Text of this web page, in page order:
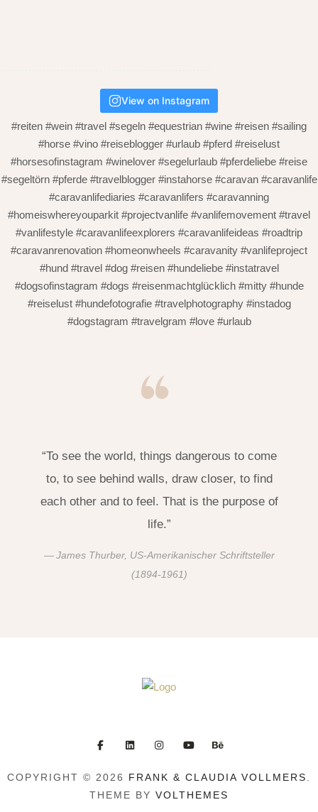
View on Instagram
#reiten #wein #travel #segeln #equestrian #wine #reisen #sailing
#horse #vino #reiseblogger #urlaub #pferd #reiselust
#horsesofinstagram #winelover #segelurlaub #pferdeliebe #reise
#segeltörn #pferde #travelblogger #instahorse #caravan #caravanlife
#caravanlifediaries #caravanlifers #caravanning
#homeiswhereyouparkit #projectvanlife #vanlifemovement #travel
#vanlifestyle #caravanlifeexplorers #caravanlifeideas #roadtrip
#caravanrenovation #homeonwheels #caravanity #vanlifeproject
#hund #travel #dog #reisen #hundeliebe #instatravel
#dogsofinstagram #dogs #reisenmachtglücklich #mitty #hunde
#reiselust #hundefotografie #travelphotography #instadog
#dogstagram #travelgram #love #urlaub
“To see the world, things dangerous to come
to, to see behind walls, draw closer, to find
each other and to feel. That is the purpose of
life.”
James Thurber, US-Amerikanischer Schriftsteller
(1894-1961)
COPYRIGHT © 2026 FRANK & CLAUDIA VOLLMERS
THEME BY VOLTHEMES